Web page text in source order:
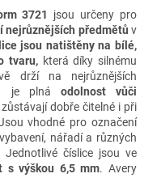
3721
jsou určeny pro
nejrůznějších předmětů v
jsou natištěny na bílé,
tvaru, která díky silnému
drží na nejrůznějších
je plná odolnost vůči
dobře čitelné i při
vhodné pro označení
nářadí a různých
číslice jsou ve
s výškou 6,5 mm. Avery